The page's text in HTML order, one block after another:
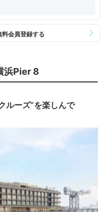
ゃないかと思いましたが、ここ
たが、新聞は届きませんでし
いなら、こんなサービスいらな
があります。料理の品数もやや
も残念な感じ。個人的には、和
イとかはいらないのでは。品数
ンパンケーキは、デザートでは
０００円はちょっとないかな
ころも目立つ感じかなと思いま
浜Pier 8
ルーズ”を楽しんで